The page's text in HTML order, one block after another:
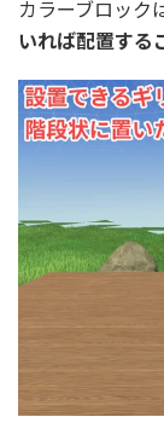
カラーブロック
いれば配置する